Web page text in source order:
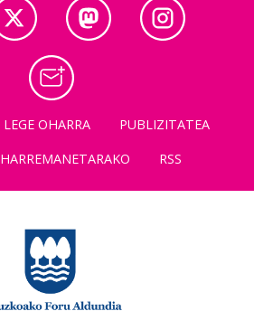
LEGE OHARRA
PUBLIZITATEA
HARREMANETARAKO RSS